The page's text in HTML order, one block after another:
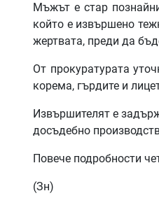
Мъжът е стар
който е извършено
жертвата, преди да
От прокуратурата
корема, гърдите и
Извършителят е
досъдебно
Повече подробности
(Зн)